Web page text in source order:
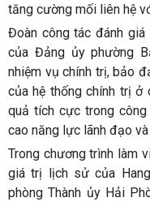
tăng cường mối liên hệ
Đoàn công tác đánh giá
của Đảng ủy phường
nhiệm vụ chính trị, bảo
của hệ thống chính trị ở
quả tích cực trong
cao năng lực lãnh đạo
Trong chương trình làm
giá trị lịch sử của
phòng Thành ủy Hải